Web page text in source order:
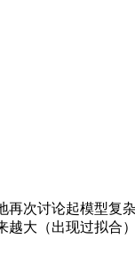
次讨论起模型复
大（出现过拟